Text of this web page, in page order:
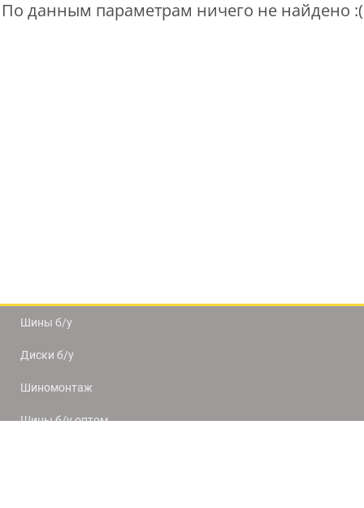
По данным параметрам ничего не найдено :(
Шины б/у
Диски б/у
Шиномонтаж
Шины б/у оптом